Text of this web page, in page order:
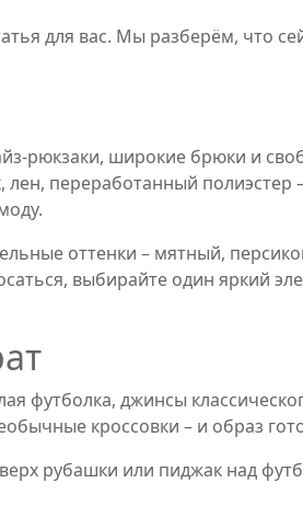
для вас. Мы разберём, что
широкие брюки и
переработанный полиэстер
оттенки – мятный,
выбирайте один яркий
футболка, джинсы
кроссовки – и образ
рубашки или пиджак над